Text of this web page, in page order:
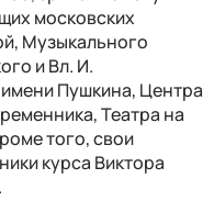
московских
Музыкального
и Вл. И.
Пушкина, Центра
Театра на
того, свои
курса Виктора